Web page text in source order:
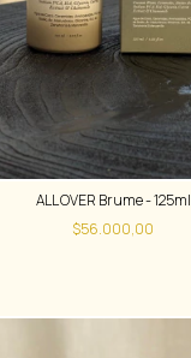
ALL OVER Brume - 125ml
$56.000,00